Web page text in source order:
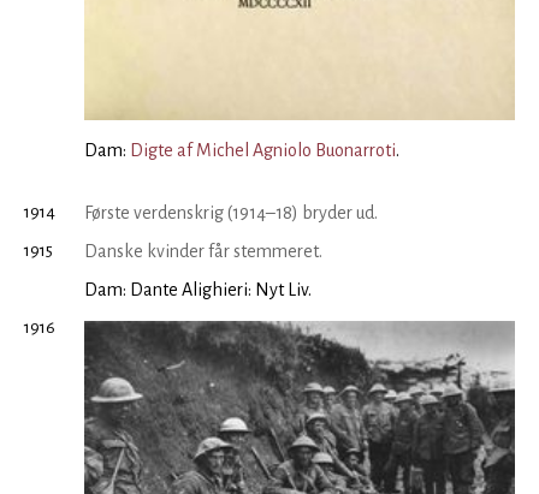
Dam: Digte af Michel Agniolo Buonarroti.
1914 Første verdenskrig (1914–18) bryder ud.
1915
Danske kvinder får stemmeret.
Dam: Dante Alighieri: Nyt Liv.
1916